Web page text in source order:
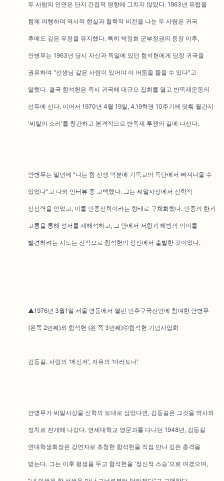
두 사람의 인연은 단지 간접적 영향에 그치지 않았다. 1963년 유럽을
함께 여행하며 역사적 현실과 철학적 비전을 나눈 두 사람은 귀국
후에도 깊은 우정을 유지했다. 특히 박정희 군부정권의 등장 이후,
안병무는 1963년 당시 자신과 독일에 있던 함석헌에게 당장 귀국을
권유하며 "선생님 같은 사람이 있어야 이 어둠을 뚫을 수 있다"고
말했다. 결국 함석헌은 즉시 귀국해 대규모 집회를 열고 반독재운동의
선두에 선다. 이어서 1970년 4월 19일, 4.19혁명 10주기에 맞춰 월간지
'씨알의 소리'를 창간하고 본격적으로 반독재 투쟁의 길에 나선다.
안병무는 말년에 "나는 함 선생 덕분에 기독교의 독단에서 빠져나올 수
있었다"고 나와 인터뷰 중 고백했다. 그는 씨알사상에서 신학적
상상력을 얻었고, 이를 민중신학이라는 형태로 구체화했다. 민중의 한과
고통을 통해 성서를 재해석하고, 그 안에서 저항과 해방의 의미를
발견하려는 시도는 전적으로 함석헌의 정신에서 출발한 것이었다.
▲1976년 3월1일 서울 명동에서 열린 민주구국선언에 참여한 안병무
(왼쪽 2번째)와 함석헌 (왼 쪽 3번째)ⓒ함석헌 기념사업회
김동길: 사랑의 '메신저', 자유의 '마라토너'
안병무가 씨알사상을 신학의 토대로 삼았다면, 김동길은 그것을 역사와
정치로 전개해 나갔다. 연세대학교 영문과를 다니던 1948년, 김동길
연대학생회장은 강연자로 초청한 함석헌을 직접 만나 깊은 충격을
받는다. 그는 이후 평생을 두고 함석헌을 '정신적 스승'으로 여겼으며,